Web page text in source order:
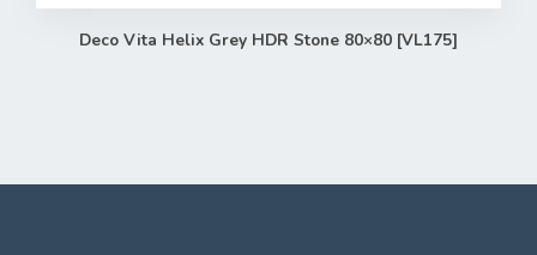
Deco Vita Helix Grey HDR Stone 80×80 [VL175]